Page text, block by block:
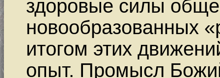
здоровые силы
новообразованных
итогом этих
опыт. Промысл